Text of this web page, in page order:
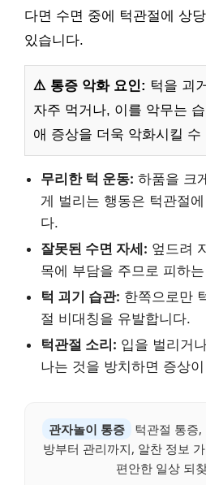
다면 수면 중에 턱관절에 상
있습니다.
⚠️ 통증 악화 요인: 턱을 괴
자주 먹거나, 이를 악무는
애 증상을 더욱 악화시킬 수
무리한 턱 운동: 하품을 크
게 벌리는 행동은 턱관절
다.
잘못된 수면 자세: 엎드려
목에 부담을 주므로 피하
턱 괴기 습관: 한쪽으로만
절 비대칭을 유발합니다.
턱관절 소리: 입을 벌리거
나는 것을 방치하면 증상
관자놀이 통증
턱관절 통증,
방부터 관리까지, 알찬 정보
편안한 일상 되